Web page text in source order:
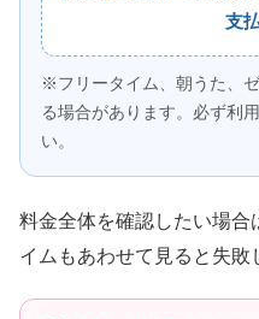
支
※フリータイム、朝うた、
る場合があります。必ず利
い。
料金全体を確認したい場合
イムもあわせて見ると失敗